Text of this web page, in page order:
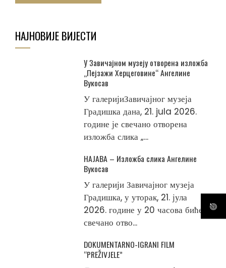
НАЈНОВИЈЕ ВИЈЕСТИ
У Завичајном музеју отворена изложба
„Пејзажи Херцеговине“ Ангелине
Вукосав
У галеријиЗавичајног музеја
Градишка дана, 21. jula 2026.
године је свечано отворена
изложба слика „...
НАЈАВА – Изложба слика Ангелине
Вукосав
У галерији Завичајног музеја
Градишка, у уторак, 21. јула
2026. године у 20 часова биће
свечано отво...
DOKUMENTARNO-IGRANI FILM
“PREŽIVJELE”